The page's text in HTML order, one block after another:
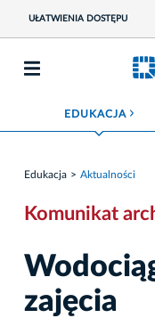
UŁATWIENIA DOSTĘPU
EDUKACJAROZWIŃ MENU
Edukacja Aktualności
Komunikat
zajęcia